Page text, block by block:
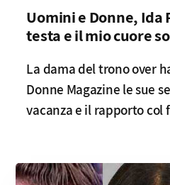
Uomini e Donne, Ida
testa e il mio cuore
La dama del trono over
Donne Magazine le sue
vacanza e il rapporto col